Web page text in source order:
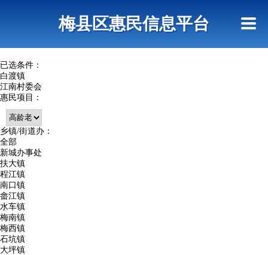
查询指引梅县区惠民信息平台
已选条件：
白渡镇
江南村委会
惠民项目：
乡镇/街道办：
全部
新城办事处
扶大镇
程江镇
南口镇
畲江镇
水车镇
梅南镇
梅西镇
石坑镇
大坪镇